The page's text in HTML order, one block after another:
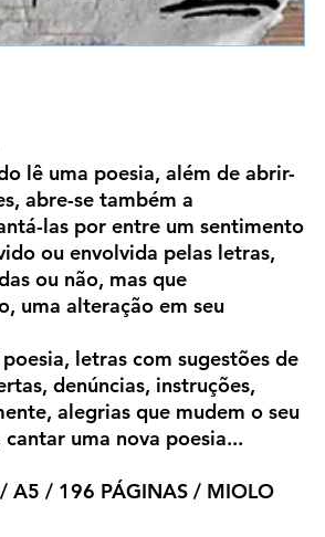
lê uma poesia, além de abrir-
abre-se também a
las por entre um sentimento
ou envolvida pelas letras,
ou não, mas que
uma alteração em seu
poesia, letras com sugestões de
denúncias, instruções,
alegrias que mudem o seu
uma nova poesia...
/ A5 / 196 PÁGINAS / MIOLO